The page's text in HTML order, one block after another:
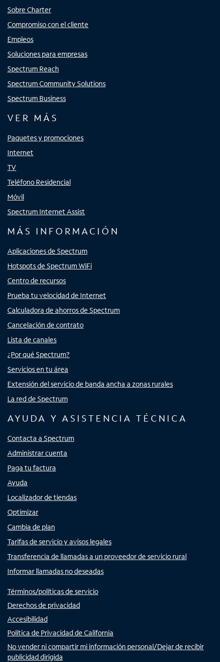
Sobre Charter
Compromiso con el cliente
Empleos
Soluciones para empresas
Spectrum Reach
Spectrum Community Solutions
Spectrum Business
VER MÁS
Paquetes y promociones
Internet
TV
Teléfono Residencial
Móvil
Spectrum Internet Assist
MÁS INFORMACIÓN
Aplicaciones de Spectrum
Hotspots de Spectrum WiFi
Centro de recursos
Prueba tu velocidad de Internet
Calculadora de ahorros de Spectrum
Cancelación de contrato
Lista de canales
¿Por qué Spectrum?
Servicios en tu área
Extensión del servicio de banda ancha a zonas rurales
La red de Spectrum
AYUDA Y ASISTENCIA TÉCNICA
Contacta a Spectrum
Administrar cuenta
Paga tu factura
Ayuda
Localizador de tiendas
Optimizar
Cambia de plan
Tarifas de servicio y avisos legales
Transferencia de llamadas a un proveedor de servicio rural
Informar llamadas no deseadas
Términos/políticas de servicio
Derechos de privacidad
Accesibilidad
Política de Privacidad de California
No vender ni compartir mi información personal/Dejar de recibir
publicidad dirigida